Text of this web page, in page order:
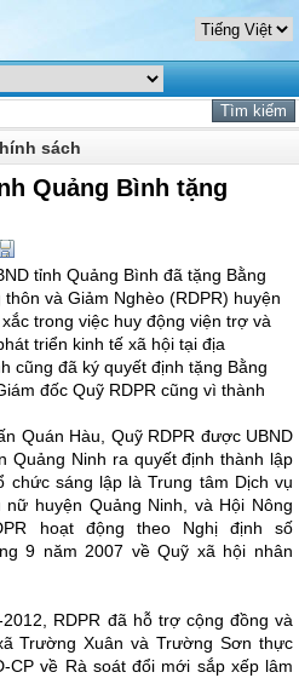
sách
Quảng Bình tặng
tỉnh Quảng Bình đã tặng Bằng
và Giảm Nghèo (RDPR) huyện
trong việc huy động viện trợ và
triển kinh tế xã hội tại địa
cũng đã ký quyết định tặng Bằng
đốc Quỹ RDPR cũng vì thành
Hàu, Quỹ RDPR được UBND
Quảng Ninh ra quyết định thành lập
sáng lập là Trung tâm Dịch vụ
huyện Quảng Ninh, và Hội Nông
hoạt động theo Nghị định số
9 năm 2007 về Quỹ xã hội nhân
RDPR đã hỗ trợ cộng đồng và
Trường Xuân và Trường Sơn thực
CP về Rà soát đổi mới sắp xếp lâm